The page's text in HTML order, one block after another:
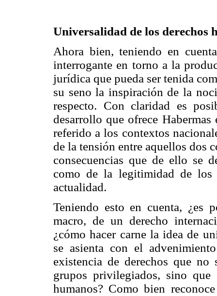
Universalidad de los derechos
Ahora bien, teniendo en
interrogante en torno a la
jurídica que pueda ser tenida
su seno la inspiración de la
respecto. Con claridad es
desarrollo que ofrece
referido a los contextos
de la tensión entre aquellos dos
consecuencias que de ello se
como de la legitimidad de los
actualidad.
Teniendo esto en cuenta, ¿es
macro, de un derecho
¿cómo hacer carne la idea de
se asienta con el
existencia de derechos que
grupos privilegiados, sino que
humanos? Como bien